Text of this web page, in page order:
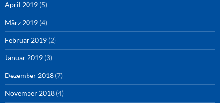
April 2019 (5)
März 2019 (4)
Februar 2019 (2)
Januar 2019 (3)
Dezember 2018 (7)
November 2018 (4)